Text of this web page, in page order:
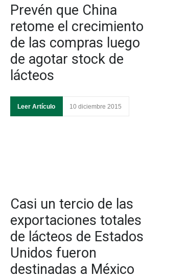
Prevén que China
retome el crecimiento
de las compras luego
de agotar stock de
lácteos
Leer Artículo 10 diciembre 2015
Casi un tercio de las
exportaciones totales
de lácteos de Estados
Unidos fueron
destinadas a México